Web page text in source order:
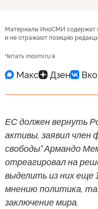
Материалы ИноСМИ содержат
и не отражают позицию
Читать inosmi.ru в
ЕС должен вернуть
активы, заявил член
свободы" Армандо
отреагировал на
выделить из них еще
мнению политика,
заключение мира.